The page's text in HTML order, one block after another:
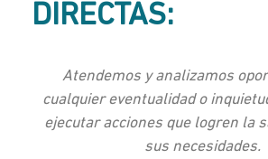
DIRECTAS:
Atendemos y analizamos
cualquier eventualidad o
ejecutar acciones que logren la
sus necesidades.